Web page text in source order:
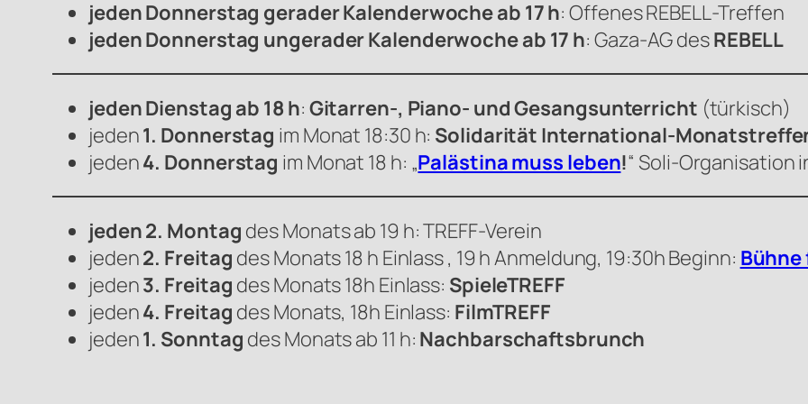
jeden Donnerstag gerader Kalenderwoche ab 17 h: OffenesREBELL-Treffen
jeden Donnerstag ungerader Kalenderwoche ab 17 h: Gaza-AG desREBELL
jeden Dienstag ab 18 h: Gitarren-, Piano- und Gesangsunterricht (türkisch)
jeden1. Donnerstag im Monat 18:30 h: Solidarität International-
jeden4. Donnerstag im Monat 18 h: „Palästina muss leben!“ Soli-Organisation
jeden 2. Montag des Monats ab 19 h: TREFF-Verein
jeden2. Freitag des Monats 18 h Einlass , 19 h Anmeldung, 19:30h Beginn: Bühne
jeden3. Freitag des Monats 18h Einlass: SpieleTREFF
jeden4. Freitag des Monats, 18h Einlass: FilmTREFF
jeden1. Sonntag des Monats ab 11 h: Nachbarschaftsbrunch